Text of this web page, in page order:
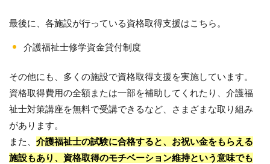
最後に、各施設が行っている資格取得支援はこちら。
介護福祉士修学資金貸付制度
その他にも、多くの施設で資格取得支援を実施しています。
資格取得費用の全額または一部を補助してくれたり、介護福
祉士対策講座を無料で受講できるなど、さまざまな取り組み
があります。
また、 介護福祉士の試験に合格すると、お祝い金をもらえる
施設もあり、資格取得のモチベーション維持という意味でも